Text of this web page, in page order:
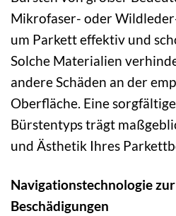
Mikrofaser- oder
um Parkett effektiv und
Solche Materialien
andere Schäden an der
Oberfläche. Eine
Bürstentyps trägt
und Ästhetik Ihres
Navigationstechnologie
Beschädigungen